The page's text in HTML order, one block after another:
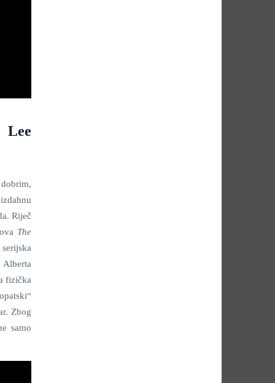
Lee
Riječ
The
Alberta
fizička
Zbog
samo